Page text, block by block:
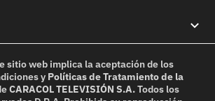
sitio web implica la aceptación de los
y Políticas de Tratamiento de la
CARACOL TELEVISIÓN S.A.Todos los